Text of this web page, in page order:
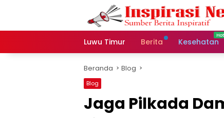
Luwu Timur Berita Kesehatan
Beranda Blog
Blog
Jaga Pilkada